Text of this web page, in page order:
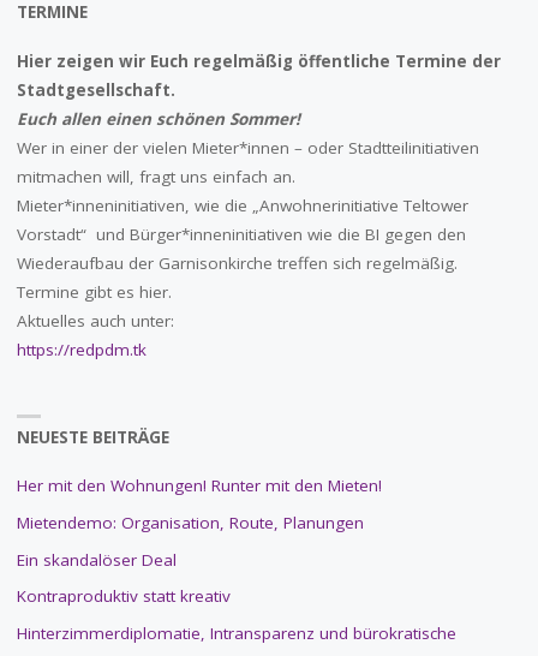
TERMINE
Hier zeigen wir Euch regelmäßig öffentliche Termine der
Stadtgesellschaft.
Euch allen einen schönen Sommer!
Wer in einer der vielen Mieter*innen – oder Stadtteilinitiativen
mitmachen will, fragt uns einfach an.
Mieter*inneninitiativen, wie die „Anwohnerinitiative Teltower
Vorstadt“ und Bürger*inneninitiativen wie die BI gegen den
Wiederaufbau der Garnisonkirche treffen sich regelmäßig.
Termine gibt es hier.
Aktuelles auch unter:
https://redpdm.tk
NEUESTE BEITRÄGE
Her mit den Wohnungen! Runter mit den Mieten!
Mietendemo: Organisation, Route, Planungen
Ein skandalöser Deal
Kontraproduktiv statt kreativ
Hinterzimmerdiplomatie, Intransparenz und bürokratische